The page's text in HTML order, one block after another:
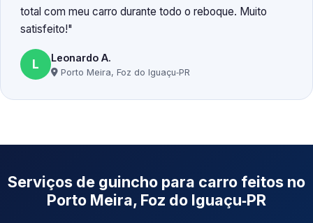
total com meu carro durante todo o reboque. Muito
satisfeito!
L Leonardo A.
Porto Meira, Foz do Iguaçu‑PR
Serviços de guincho para carro feitos no
Porto Meira, Foz do Iguaçu‑PR